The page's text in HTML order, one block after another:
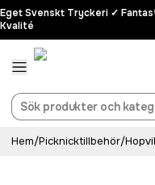
Eget Svenskt Tryckeri ✓
Kvalité
Hem/Picknicktillbehör/